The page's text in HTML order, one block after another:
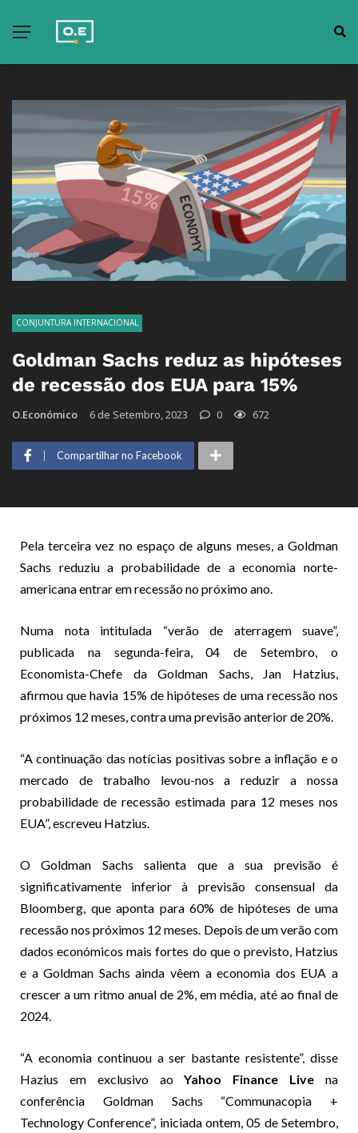
CONJUNTURA INTERNACIONAL
Goldman Sachs reduz as hipóteses
de recessão dos EUA para 15%
O.Económico 6 de Setembro, 2023 0 672
Compartilhar no Facebook
Pela terceira vez no espaço de alguns meses, a Goldman
Sachs reduziu a probabilidade de a economia norte-
americana entrar em recessão no próximo ano.
Numa nota intitulada “verão de aterragem suave”,
publicada na segunda-feira, 04 de Setembro, o
Economista-Chefe da Goldman Sachs, Jan Hatzius,
afirmou que havia 15% de hipóteses de uma recessão nos
próximos 12 meses, contra uma previsão anterior de 20%.
“A continuação das notícias positivas sobre a inflação e o
mercado de trabalho levou-nos a reduzir a nossa
probabilidade de recessão estimada para 12 meses nos
EUA”, escreveu Hatzius.
O Goldman Sachs salienta que a sua previsão é
significativamente inferior à previsão consensual da
Bloomberg, que aponta para 60% de hipóteses de uma
recessão nos próximos 12 meses. Depois de um verão com
dados económicos mais fortes do que o previsto, Hatzius
e a Goldman Sachs ainda vêem a economia dos EUA a
crescer a um ritmo anual de 2%, em média, até ao final de
2024.
“A economia continuou a ser bastante resistente”, disse
Hazius em exclusivo aoYahoo Finance Live na
conferência Goldman Sachs “Communacopia +
Technology Conference”, iniciada ontem, 05 de Setembro,